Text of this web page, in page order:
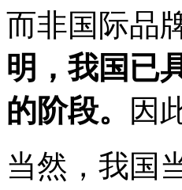
而非国际品
明，我国已
的阶段。
因
当然，我国